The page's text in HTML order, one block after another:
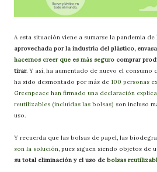
A esta situación viene a sumarse la pandemia de
aprovechada por la industria del plástico,
hacernos creer que es más seguro comprar
tirar. Y así, ha aumentado de nuevo el consumo
ha sido desmontado por más de 100 personas
Greenpeace han firmado una declaración
reutilizables (incluídas las bolsas) son incluso
uso.
Y recuerda que las bolsas de papel, las
son la solución, pues siguen siendo objetos de
su total eliminación y el uso de bolsas